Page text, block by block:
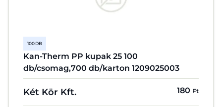
100 DB
Kan-Therm PP kupak 25 100
db/csomag,700 db/karton 1209025003
Két Kör Kft. 180 Ft